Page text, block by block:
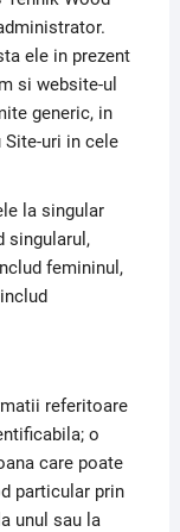
ele in prezent
si website-ul
generic, in
uri in cele
la singular
singularul,
femininul,
referitoare
o
care poate
particular prin
unul sau la